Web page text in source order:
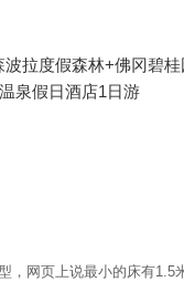
波拉度假森林+佛冈碧
泉假日酒店1日游
，网页上说最小的床有1.5